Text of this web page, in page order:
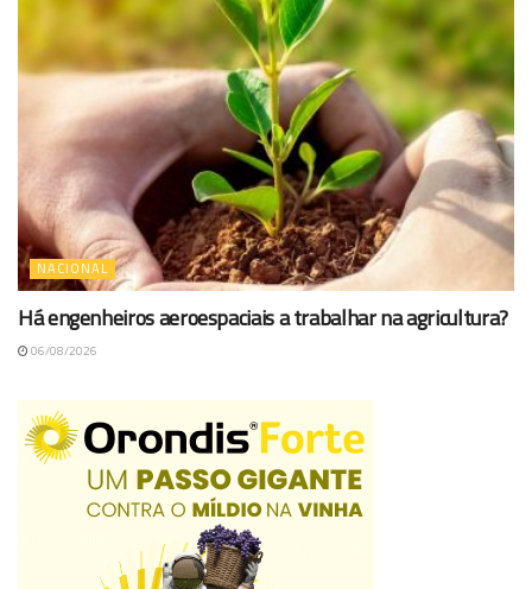
NACIONAL
Há engenheiros aeroespaciais a trabalhar na agricultura?
06/08/2026